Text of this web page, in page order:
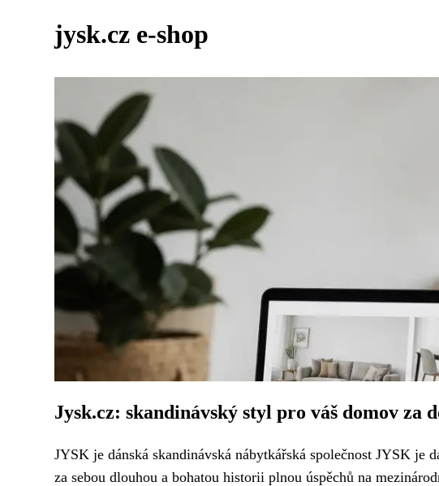
jysk.cz e-shop
Jysk.cz: skandinávský styl pro váš domov za
JYSK je dánská skandinávská nábytkářská společnost JYSK je
za sebou dlouhou a bohatou historii plnou úspěchů na